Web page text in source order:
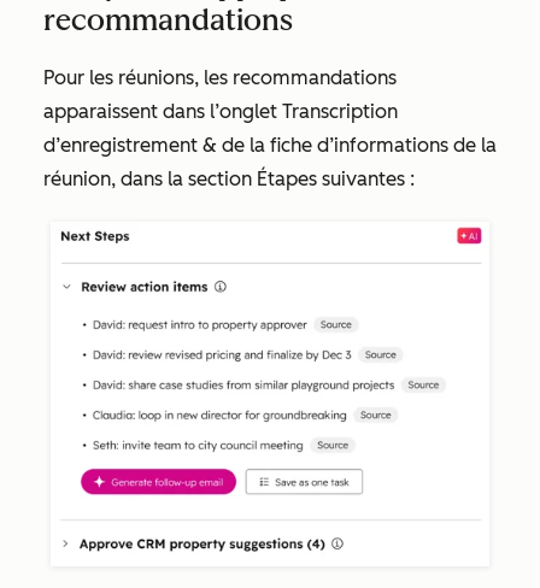
recommandations
Pour les réunions, les recommandations
apparaissent dans l’onglet Transcription
d’enregistrement & de la fiche d’informations de la
réunion, dans la section Étapes suivantes :